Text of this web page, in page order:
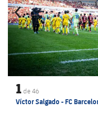
1 de46
Víctor Salgado - FC